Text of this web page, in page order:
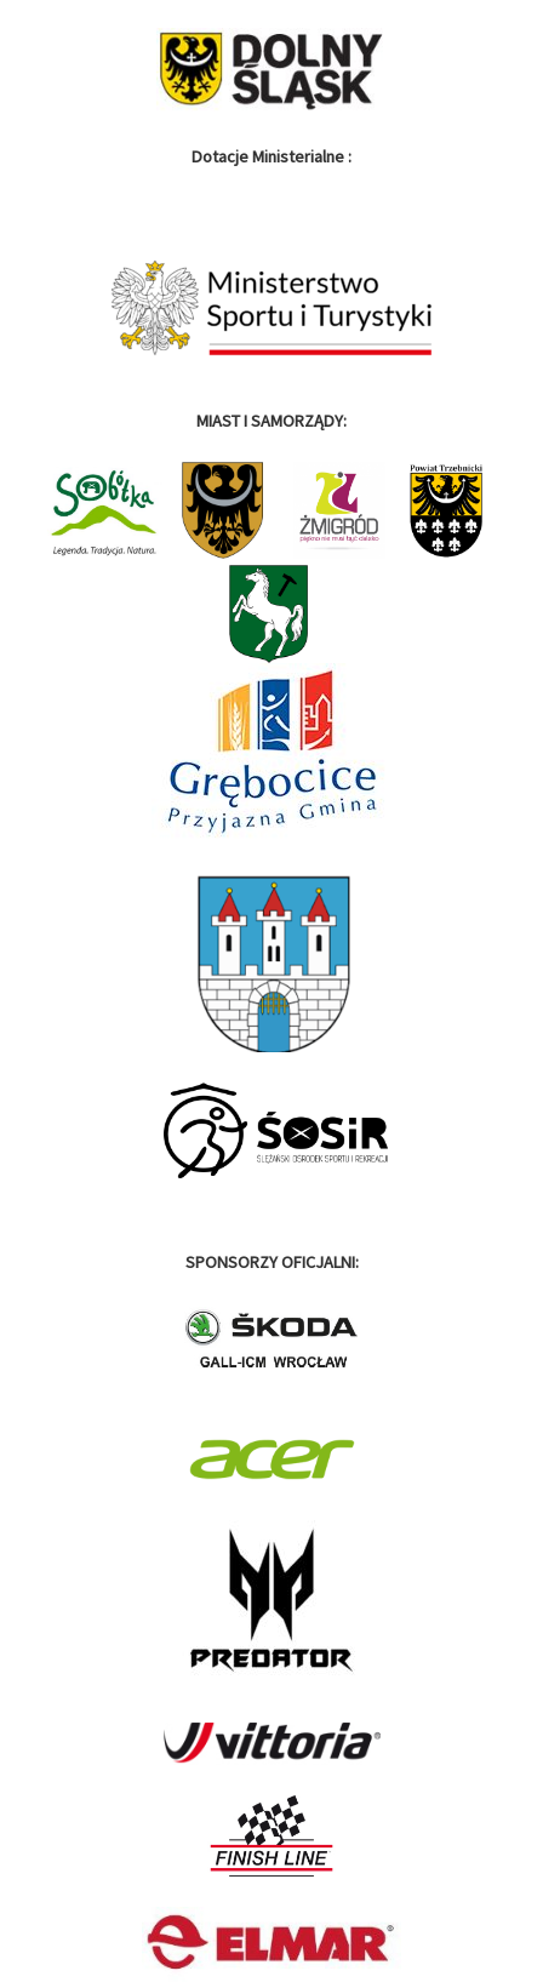
Dotacje Ministerialne :
MIAST I SAMORZĄDY:
SPONSORZY OFICJALNI: